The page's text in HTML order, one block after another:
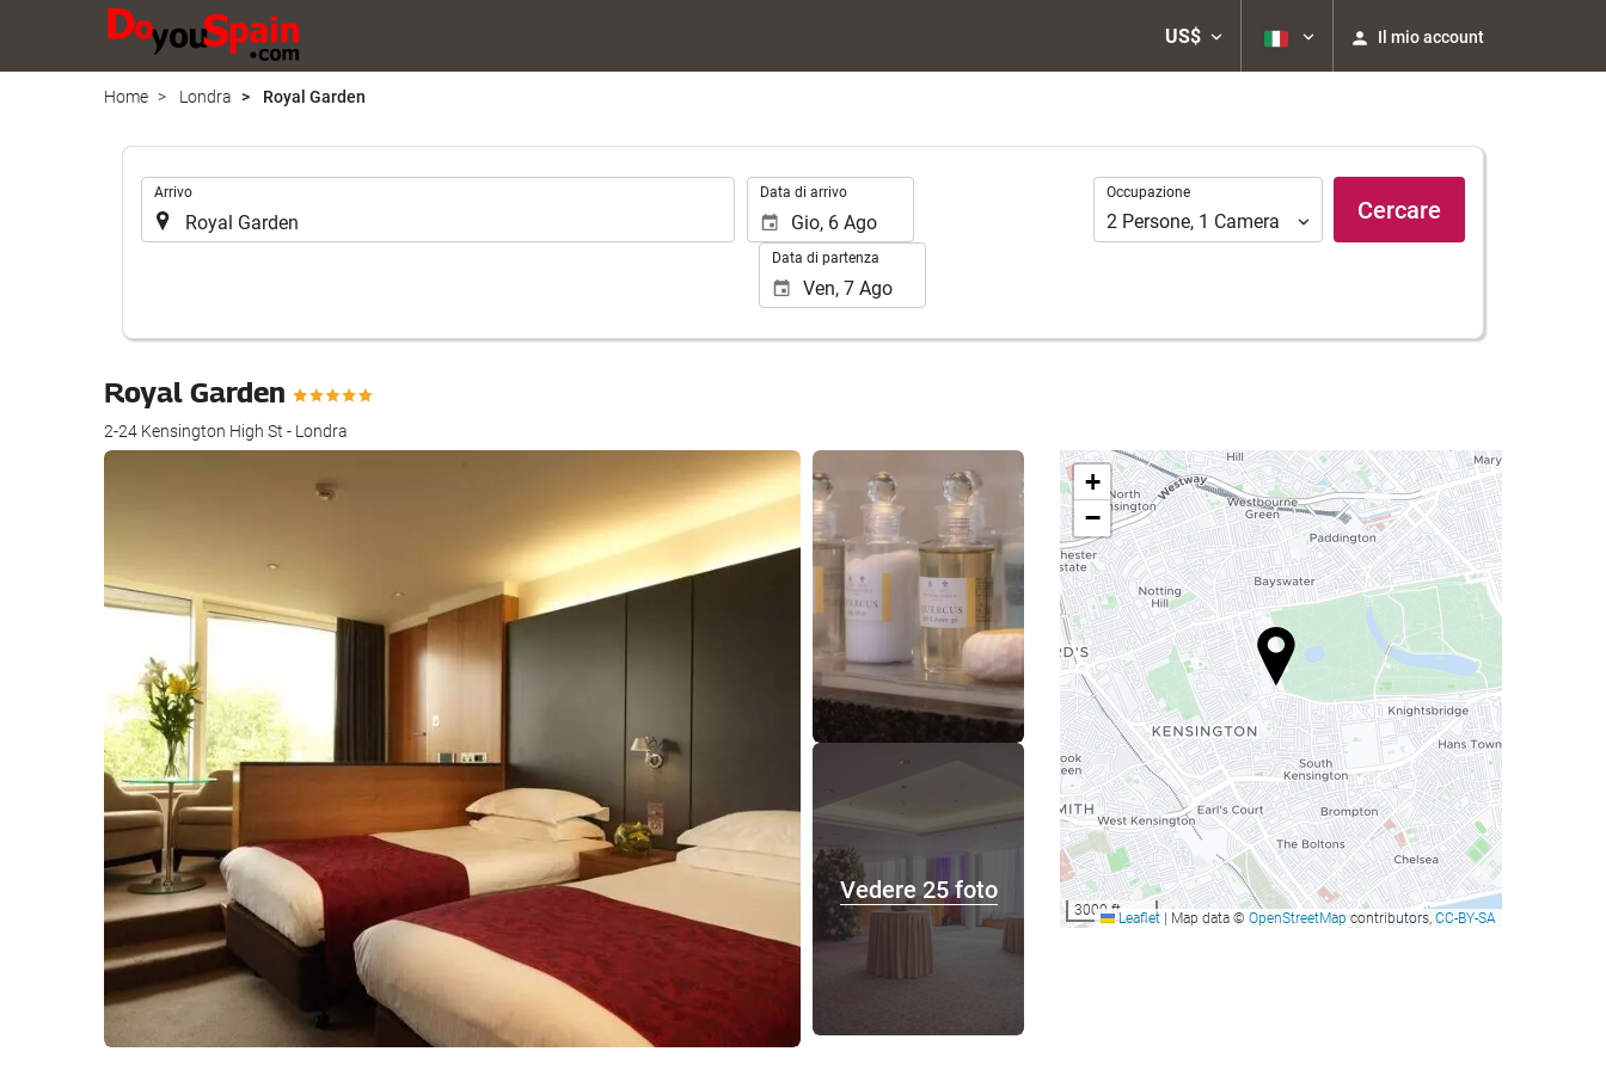
US$ Il mio account
Home Londra Royal Garden
Arrivo Data di arrivo
Data di partenza
Occupazione
Occupazione
2 Persone, 1 Camera Cercare
Royal Garden
2-24 Kensington High St - Londra
Vedere 25 foto
+
−
3000 ftLeaflet Map data © OpenStreetMapcontributors, CC-BY-SA